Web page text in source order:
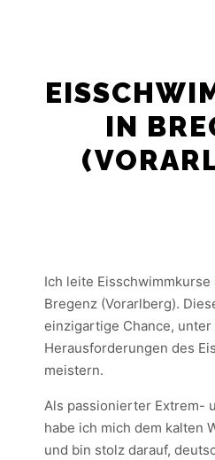
IN
Ich leite Eisschwimmkurse
Bregenz (Vorarlberg).
einzigartige Chance,
Herausforderungen des
meistern.
Als passionierter Extrem-
habe ich mich dem kalten
und bin stolz darauf,